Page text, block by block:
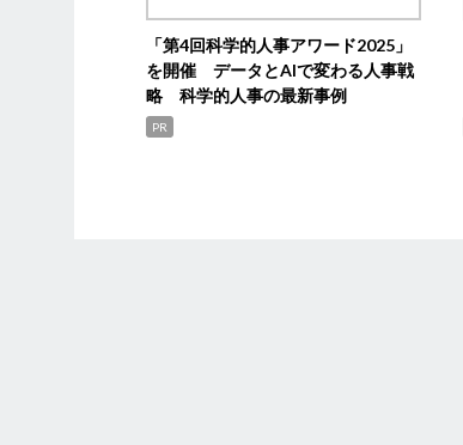
「第4回科学的人事アワード2025」
を開催 データとAIで変わる人事戦
略 科学的人事の最新事例
PR